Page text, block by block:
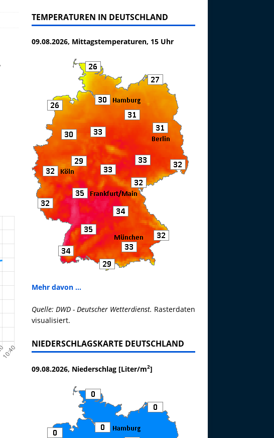
TEMPERATUREN IN DEUTSCHLAND
09.08.2026, Mittagstemperaturen, 15 Uhr
Mehr davon ...
Quelle: DWD - Deutscher Wetterdienst. Rasterdaten
visualisiert.
NIEDERSCHLAGSKARTE DEUTSCHLAND
09.08.2026, Niederschlag [Liter/m2]